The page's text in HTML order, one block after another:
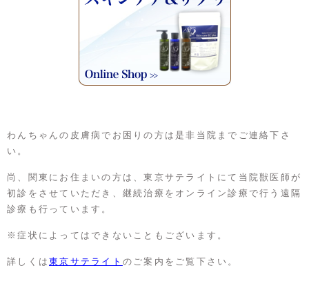
わんちゃんの皮膚病でお困りの方は是非当院までご連絡下さ
い。
尚、関東にお住まいの方は、東京サテライトにて当院獣医師が
初診をさせていただき、継続治療をオンライン診療で行う遠隔
診療も行っています。
※症状によってはできないこともございます。
詳しくは 東京サテライト のご案内をご覧下さい。